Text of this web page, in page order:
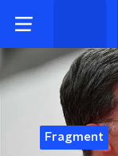
Fragment